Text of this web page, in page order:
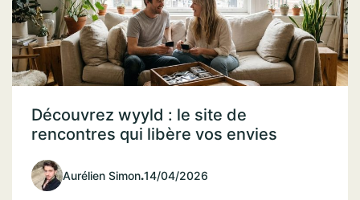
Découvrez wyyld : le site de
rencontres qui libère vos envies
Aurélien Simon.14/04/2026